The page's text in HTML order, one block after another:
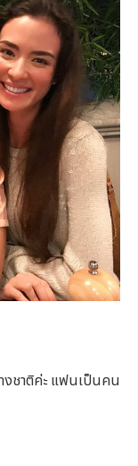
ชาติค่ะ แฟนเป็นคน